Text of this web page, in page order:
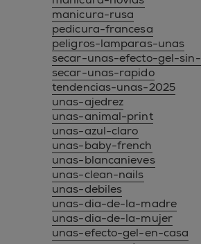
manicura-rusa
pedicura-francesa
peligros-lamparas-unas
secar-unas-efecto-gel-
secar-unas-rapido
tendencias-unas-2025
unas-ajedrez
unas-animal-print
unas-azul-claro
unas-baby-french
unas-blancanieves
unas-clean-nails
unas-debiles
unas-dia-de-la-madre
unas-dia-de-la-mujer
unas-efecto-gel-en-casa